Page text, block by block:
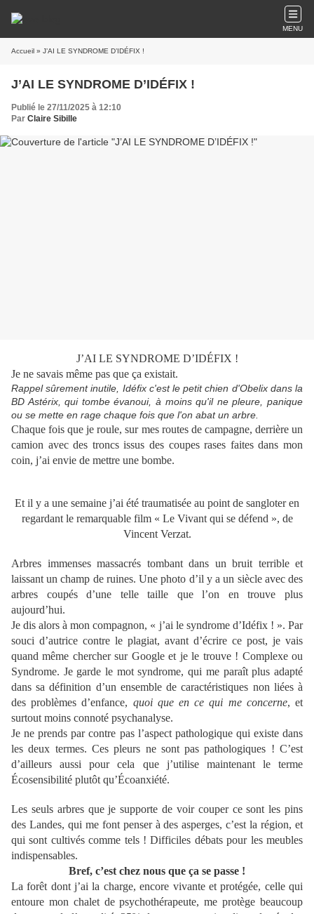
MENU
Accueil » J’AI LE SYNDROME D’IDÉFIX !
J’AI LE SYNDROME D’IDÉFIX !
Publié le 27/11/2025 à 12:10
Par Claire Sibille
J’AI LE SYNDROME D’IDÉFIX !
Je ne savais même pas que ça existait.
Rappel sûrement inutile, Idéfix c'est le petit chien d'Obelix dans la
BD Astérix, qui tombe évanoui, à moins qu'il ne pleure, panique
ou se mette en rage chaque fois que l'on abat un arbre.
Chaque fois que je roule, sur mes routes de campagne, derrière un
camion avec des troncs issus des coupes rases faites dans mon
coin, j’ai envie de mettre une bombe.
Et il y a une semaine j’ai été traumatisée au point de sangloter en
regardant le remarquable film « Le Vivant qui se défend », de
Vincent Verzat.
Arbres immenses massacrés tombant dans un bruit terrible et
laissant un champ de ruines. Une photo d’il y a un siècle avec des
arbres coupés d’une telle taille que l’on en trouve plus
aujourd’hui.
Je dis alors à mon compagnon, « j’ai le syndrome d’Idéfix ! ». Par
souci d’autrice contre le plagiat, avant d’écrire ce post, je vais
quand même chercher sur Google et je le trouve ! Complexe ou
Syndrome. Je garde le mot syndrome, qui me paraît plus adapté
dans sa définition d’un ensemble de caractéristiques non liées à
des problèmes d’enfance, quoi que en ce qui me concerne, et
surtout moins connoté psychanalyse.
Je ne prends par contre pas l’aspect pathologique qui existe dans
les deux termes. Ces pleurs ne sont pas pathologiques ! C’est
d’ailleurs aussi pour cela que j’utilise maintenant le terme
Écosensibilité plutôt qu’Écoanxiété.
Les seuls arbres que je supporte de voir couper ce sont les pins
des Landes, qui me font penser à des asperges, c’est la région, et
qui sont cultivés comme tels ! Difficiles débats pour les meubles
indispensables.
Bref, c’est chez nous que ça se passe !
La forêt dont j’ai la charge, encore vivante et protégée, celle qui
entoure mon chalet de psychothérapeute, me protège beaucoup